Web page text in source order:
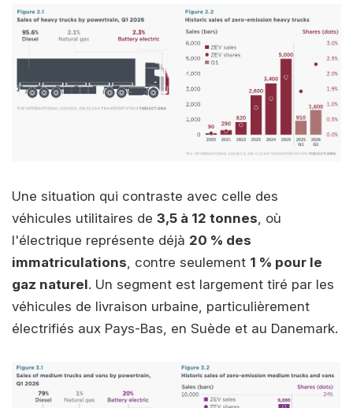
Une situation qui contraste avec celle des
véhicules utilitaires de 3,5 à 12 tonnes , où
l'électrique représente déjà 20 % des
immatriculations , contre seulement 1 % pour le
gaz naturel. Un segment est largement tiré par les
véhicules de livraison urbaine, particulièrement
électrifiés aux Pays-Bas, en Suède et au Danemark.